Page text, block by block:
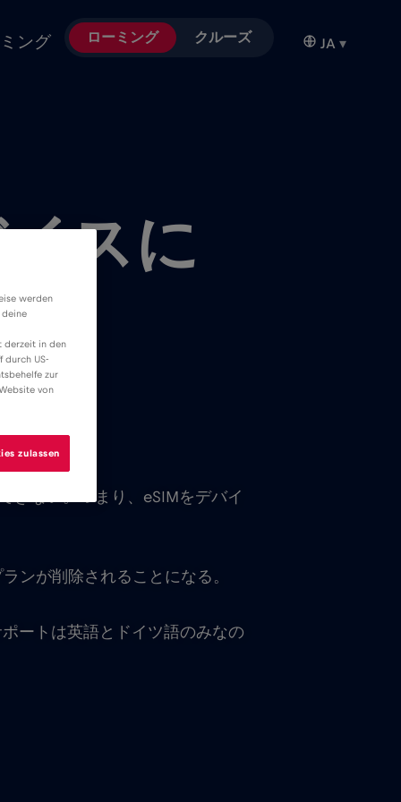
ング ローミング クルーズ JA ▾
スに
きない。つまり、eSIMをデバイ
ンが削除されることになる。
ートは英語とドイツ語のみなの
werden
deine
derzeit in den
durch US-
zur
von
zulassen